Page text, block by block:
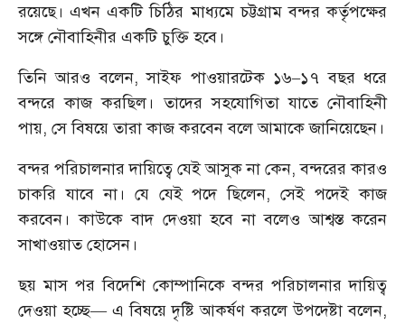
রয়েছে। এখন একটি চিঠির মাধ্যমে চট্টগ্রাম বন্দর কর্তৃপক্ষের
সঙ্গে নৌবাহিনীর একটি চুক্তি হবে।
তিনি আরও বলেন, সাইফ পাওয়ারটেক ১৬–১৭ বছর ধরে
বন্দরে কাজ করছিল। তাদের সহযোগিতা যাতে নৌবাহিনী
পায়, সে বিষয়ে তারা কাজ করবেন বলে আমাকে জানিয়েছেন।
বন্দর পরিচালনার দায়িত্বে যেই আসুক না কেন, বন্দরের কারও
চাকরি যাবে না। যে যেই পদে ছিলেন, সেই পদেই কাজ
করবেন। কাউকে বাদ দেওয়া হবে না বলেও আশ্বস্ত করেন
সাখাওয়াত হোসেন।
ছয় মাস পর বিদেশি কোম্পানিকে বন্দর পরিচালনার দায়িত্ব
দেওয়া হচ্ছে— এ বিষয়ে দৃষ্টি আকর্ষণ করলে উপদেষ্টা বলেন,